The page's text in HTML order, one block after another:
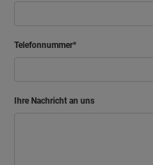
Telefonnummer
Ihre Nachricht an uns